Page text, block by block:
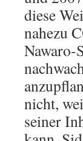
diese
nahezu
Nawaro-
nicht,
seiner